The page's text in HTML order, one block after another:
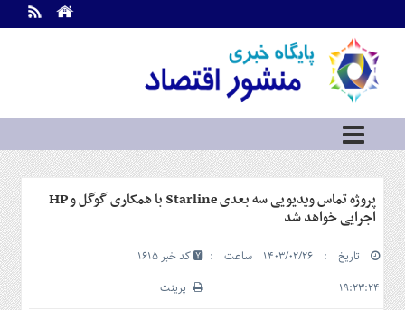
اطلاعات
تماس
ما
درباره
ما
سرویس
ها
خانه
سرمایه
و
بورس
پروژه تماس ویدیویی سه بعدی Starline با همکاری گوگل و HP
اجرایی خواهد شد
تاریخ : ۱۴۰۳/۰۲/۲۶ ساعت :
۱۹:۲۳:۲۴
کد خبر 1615
پرینت